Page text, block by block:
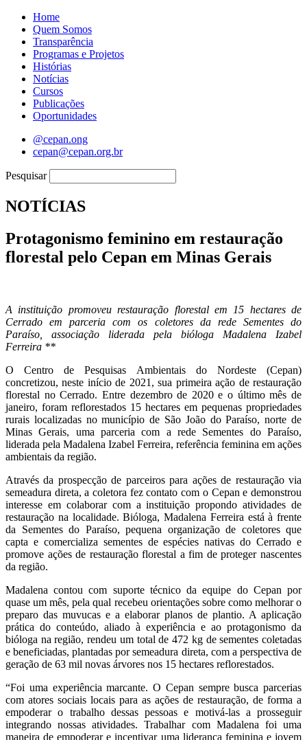
Home
Quem Somos
Transparência
Programas e Projetos
Histórias
Notícias
Cursos
Publicações
Oportunidades
@cepan.ong
cepan@cepan.org.br
Pesquisar
NOTÍCIAS
Protagonismo feminino em restauração
florestal pelo Cepan em Minas Gerais
A instituição promoveu restauração florestal em 15 hectares de
Cerrado em parceria com os coletores da rede Sementes do
Paraíso, associação liderada pela bióloga Madalena Izabel
Ferreira **
O Centro de Pesquisas Ambientais do Nordeste (Cepan)
concretizou, neste início de 2021, sua primeira ação de restauração
florestal no Cerrado. Entre dezembro de 2020 e o último mês de
janeiro, foram reflorestados 15 hectares em pequenas propriedades
rurais localizadas no município de São João do Paraíso, norte de
Minas Gerais, uma parceria com a rede Sementes do Paraíso,
liderada pela Madalena Izabel Ferreira, referência feminina em ações
ambientais da região.
Através da prospecção de parceiros para ações de restauração via
semeadura direta, a coletora fez contato com o Cepan e demonstrou
interesse em colaborar com a instituição propondo atividades de
restauração na localidade. Bióloga, Madalena Ferreira está à frente
da Sementes do Paraíso, pequena organização de coletores que
capta e comercializa sementes de espécies nativas do Cerrado e
promove ações de restauração florestal a fim de proteger nascentes
da região.
Madalena contou com suporte técnico da equipe do Cepan por
quase um mês, pela qual recebeu orientações sobre como melhorar o
preparo das muvucas e a elaborar planos de plantio. A aplicação
prática do conteúdo, aliado à experiência e ao protagonismo da
bióloga na região, rendeu um total de 472 kg de sementes coletadas
e beneficiadas, plantadas por semeadura direta, com a perspectiva de
geração de 63 mil novas árvores nos 15 hectares reflorestados.
“Foi uma experiência marcante. O Cepan sempre busca parcerias
com atores sociais locais para as ações de restauração, de forma a
empoderar o trabalho dessas pessoas e motivá-las a prosseguir
integrando nossas atividades. Trabalhar com Madalena foi uma
maneira de empoderar e incentivar uma liderança feminina e jovem